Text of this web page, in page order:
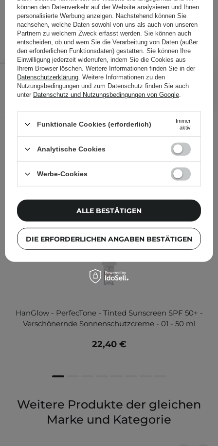
22,40 € /Stk.
IN DEN WARENKORB
44,80 € /100 ml , inkl. MwSt.
Produktcode: 25031
Folgende Produkte wurden von
anderen Kunden geprüft
HanGlow - PerfecTone - Tinted Sunscreen SPF 50+ -
Verschönernde Sonnenschutzcreme - 01 - 50 ml
22,40 €
Weitere Produkte der gleichen
Marke und Kategorie
können den Datenverkehr auf der Website analysieren und Ihnen
personalisierte Werbung anzeigen. Nachstehend können Sie
nachsehen, welche Daten sowohl von uns als auch von unseren
Partnern zu welchem Zweck erfasst werden. Sie können auch
entscheiden, ob und wem Sie die Verarbeitung von Daten (außer
den erforderlichen Funktionsdaten) gestatten. Sie können Ihre
Einwilligung jederzeit widerrufen, indem Sie die Cookies aus
Ihrem Browser löschen. Weitere Informationen finden Sie in der
Datenschutzerklärung . Weitere Informationen zu den
Nutzungsbedingungen und zum Datenschutz finden Sie auch
unter Datenschutz und Nutzungsbedingungen von Google
Funktionale Cookies (erforderlich)
Immer
aktiv
Analytische Cookies
Werbe-Cookies
DIE ERFORDERLICHEN ANGABEN BESTÄTIGEN
ALLE BESTÄTIGEN